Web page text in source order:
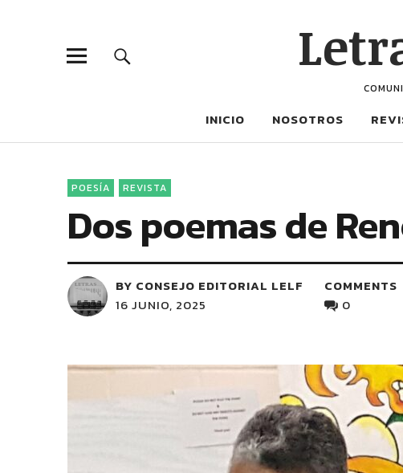
INICIO NOSOTROS
POESÍA REVISTA
Dos poemas de
BY CONSEJO EDITORIAL LELF
16 JUNIO, 2025
COMMENTS
0